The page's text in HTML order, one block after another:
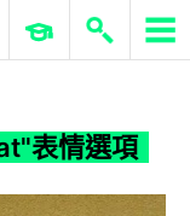
ERP 與商業 AI
表情選項